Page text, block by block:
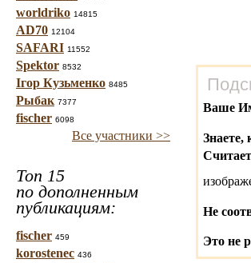
worldriko 14815
AD70 12104
SAFARI 11552
Spektor 8532
Ігор Кузьменко 8485
Рыбак 7377
fischer 6098
Все участники >>
Топ 15
по дополненным
публикациям:
fischer 459
korostenec 436
Ваше
Знаете,
Не
Это не